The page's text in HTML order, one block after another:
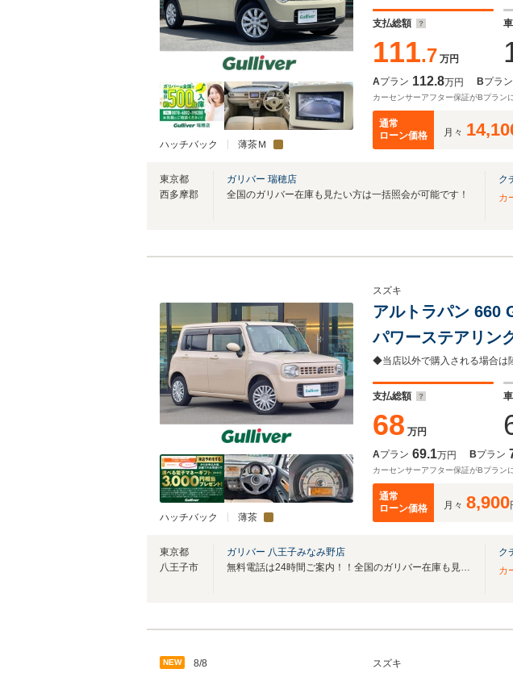
ハッチバック 薄茶Ｍ
支払総額
111.7 万円
Aプラン 112.8万円 Bプラン
カーセンサーアフター保証がBプラン
通常
ローン価格
月々
東京都
西多摩郡
ガリバー 瑞穂店
全国のガリバー在庫も見たい方は一括照会が可能です！
ク
カ
ハッチバック 薄茶
スズキ
アルトラパン
パワーステアリ
ライザー ドアバ
支払総額
68 万円
Aプラン 69.1万円 Bプラン
カーセンサーアフター保証がBプラン
通常
ローン価格
月々 8,900
東京都
八王子市
ガリバー 八王子みなみ野店
ク
カ
NEW 8/8 スズキ